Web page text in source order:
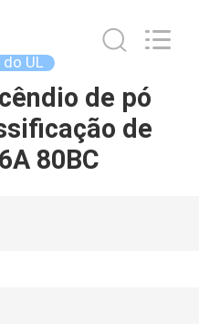
UL
de pó
de
80BC